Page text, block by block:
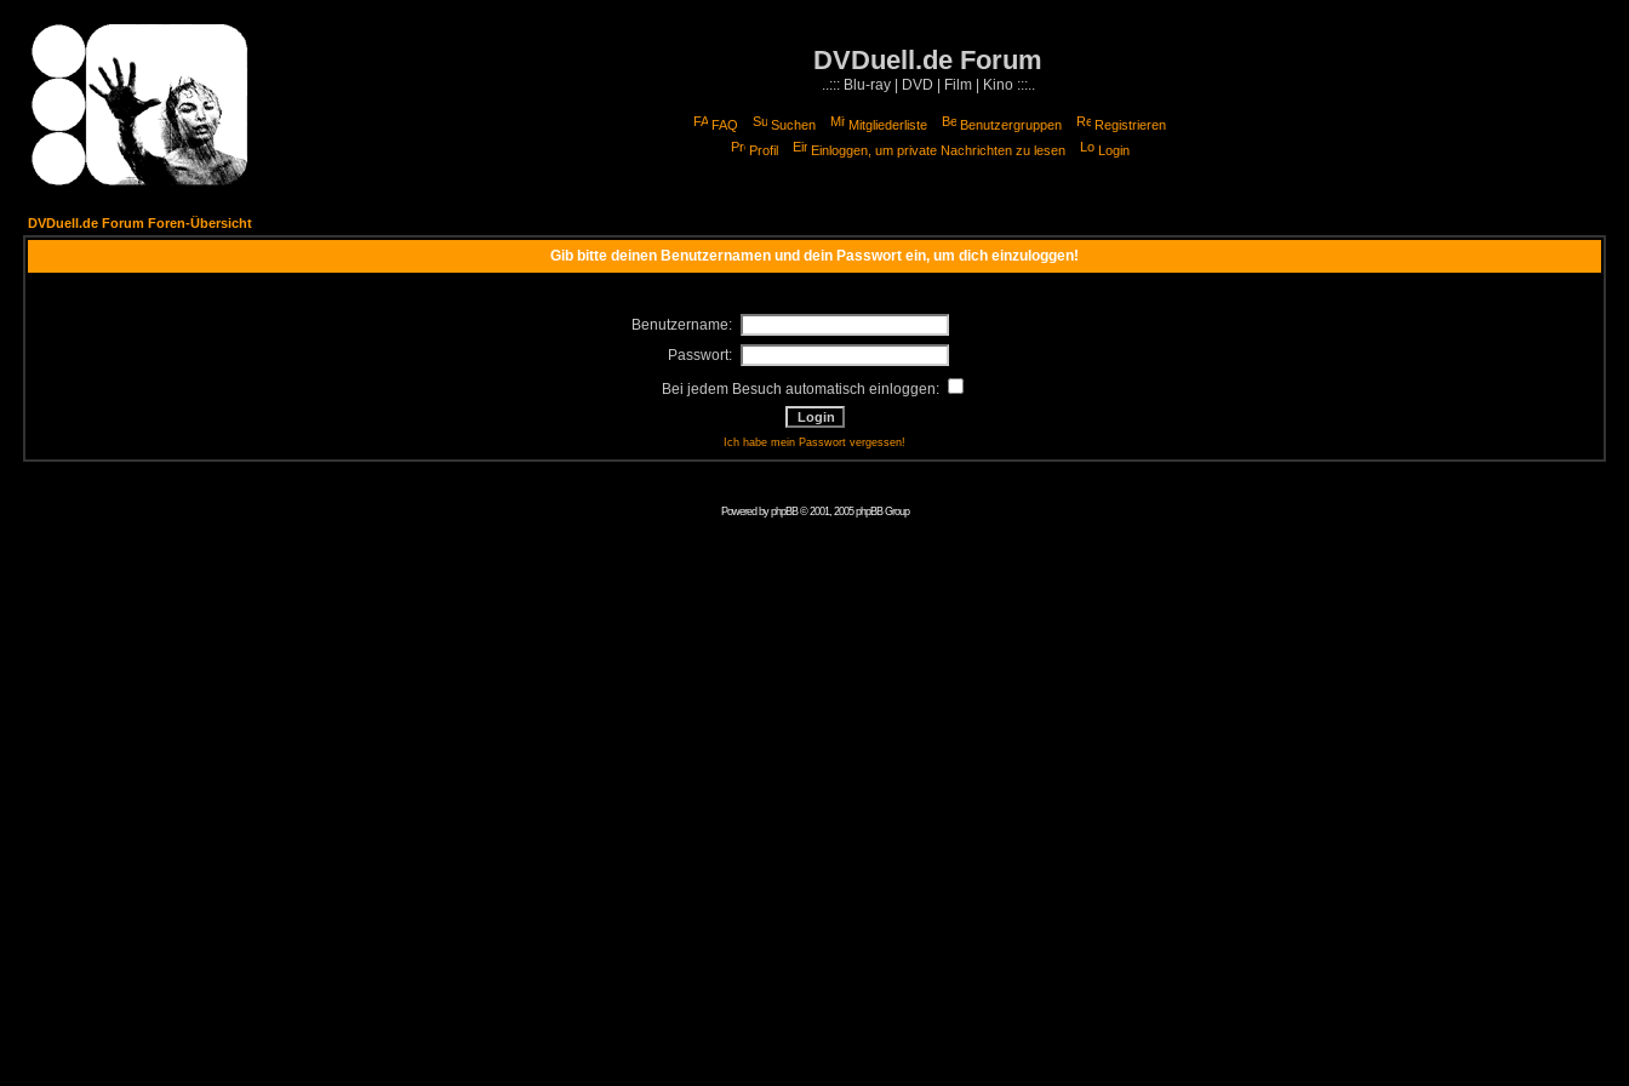
DVDuell.de Forum
..::: Blu-ray | DVD | Film | Kino :::..
FAQ Suchen Mitgliederliste Benutzergruppen
Registrieren
Profil
Einloggen, um private Nachrichten zu lesen Login
DVDuell.de Forum Foren-Übersicht
Gib bitte deinen Benutzernamen und dein Passwort ein, um dich einzuloggen!
Benutzername:
Passwort:
Bei jedem Besuch automatisch einloggen:
Ich habe mein Passwort vergessen!
Powered byphpBB© 2001, 2005 phpBB Group